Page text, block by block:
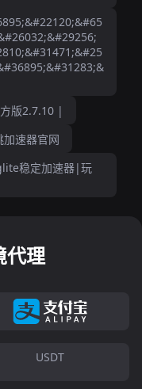
版2.7.10 |
速器官网
稳定加速器|玩
代理
USDT